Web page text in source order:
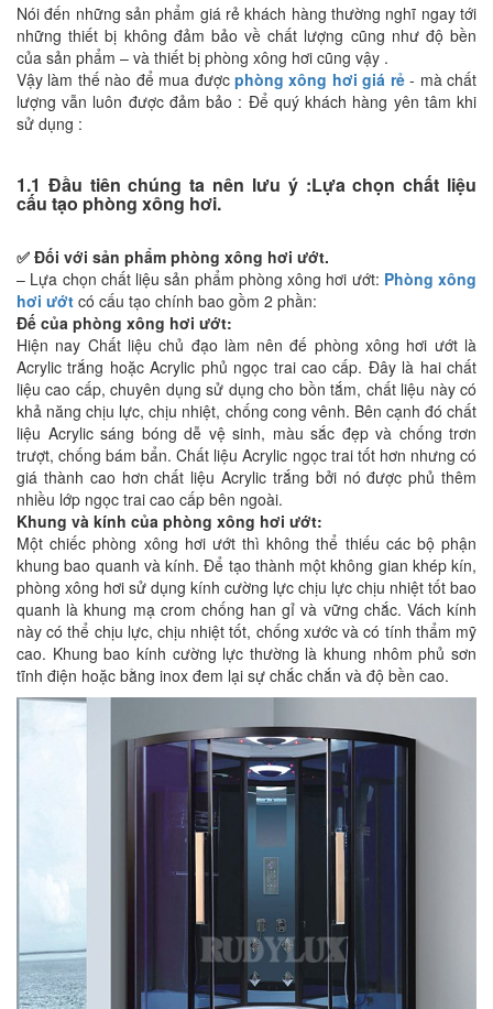
Nói đến những sản phẩm giá rẻ khách hàng thường nghĩ ngay tới
những thiết bị không đảm bảo về chất lượng cũng như độ bền
của sản phẩm – và thiết bị phòng xông hơi cũng vậy .
Vậy làm thế nào để mua được phòng xông hơi giá rẻ- mà chất
lượng vẫn luôn được đảm bảo : Để quý khách hàng yên tâm khi
sử dụng :
1.1 Đầu tiên chúng ta nên lưu ý :Lựa chọn chất liệu
cấu tạo phòng xông hơi.
✅ Đối với sản phẩm phòng xông hơi ướt.
– Lựa chọn chất liệu sản phẩm phòng xông hơi ướt: Phòng xông
hơi ướt có cấu tạo chính bao gồm 2 phần:
Đế của phòng xông hơi ướt:
Hiện nay Chất liệu chủ đạo làm nên đế phòng xông hơi ướt là
Acrylic trắng hoặc Acrylic phủ ngọc trai cao cấp. Đây là hai chất
liệu cao cấp, chuyên dụng sử dụng cho bồn tắm, chất liệu này có
khả năng chịu lực, chịu nhiệt, chống cong vênh. Bên cạnh đó chất
liệu Acrylic sáng bóng dễ vệ sinh, màu sắc đẹp và chống trơn
trượt, chống bám bẩn. Chất liệu Acrylic ngọc trai tốt hơn nhưng có
giá thành cao hơn chất liệu Acrylic trắng bởi nó được phủ thêm
nhiều lớp ngọc trai cao cấp bên ngoài.
Khung và kính của phòng xông hơi ướt:
Một chiếc phòng xông hơi ướt thì không thể thiếu các bộ phận
khung bao quanh và kính. Để tạo thành một không gian khép kín,
phòng xông hơi sử dụng kính cường lực chịu lực chịu nhiệt tốt bao
quanh là khung mạ crom chống han gỉ và vững chắc. Vách kính
này có thể chịu lực, chịu nhiệt tốt, chống xước và có tính thẩm mỹ
cao. Khung bao kính cường lực thường là khung nhôm phủ sơn
tĩnh điện hoặc bằng inox đem lại sự chắc chắn và độ bền cao.